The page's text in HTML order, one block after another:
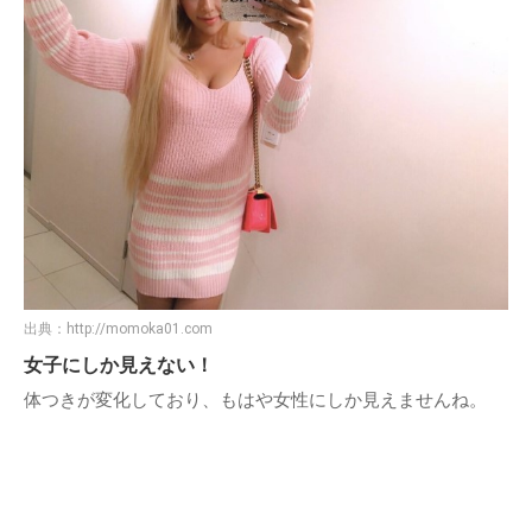
出典： http://momoka01.com
女子にしか見えない！
体つきが変化しており、もはや女性にしか見えませんね。